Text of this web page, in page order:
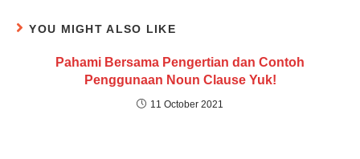
YOU MIGHT ALSO LIKE
Pahami Bersama Pengertian dan Contoh
Penggunaan Noun Clause Yuk!
11 October 2021